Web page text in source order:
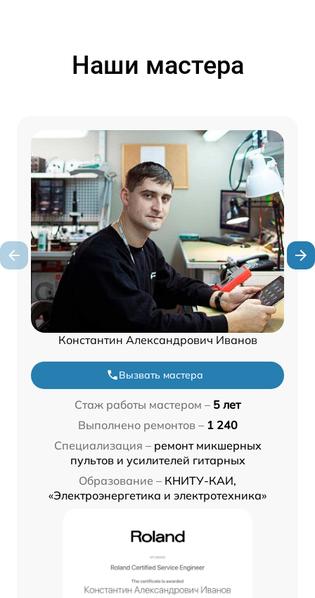
Наши мастера
Константин Александрович Иванов
Вызвать мастера
Стаж работы мастером – 5 лет
Выполнено ремонтов – 1 240
Специализация – ремонт микшерных
пультов и усилителей гитарных
Образование – КНИТУ-КАИ,
«Электроэнергетика и электротехника»